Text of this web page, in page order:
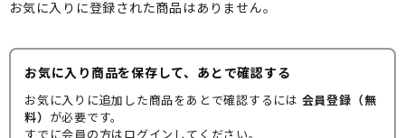
お気に入りに登録された商品はありません。
お気に入り商品を保存して、あとで確認する
お気に入りに追加した商品をあとで確認するには 会員登録（無
料） が必要です。
すでに会員の方はログインしてください。